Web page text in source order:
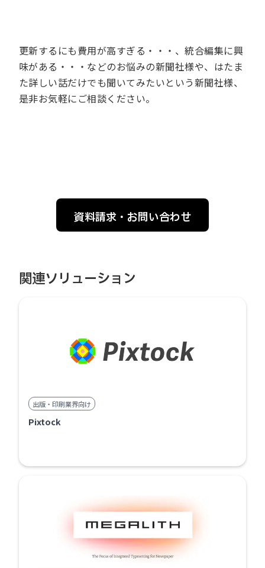
更新するにも費用が高すぎる・・・、統合編集に興
味がある・・・などのお悩みの新聞社様や、はたま
た詳しい話だけでも聞いてみたいという新聞社様、
是非お気軽にご相談ください。
資料請求・お問い合わせ
関連ソリューション
出版・印刷業界向け
Pixtock